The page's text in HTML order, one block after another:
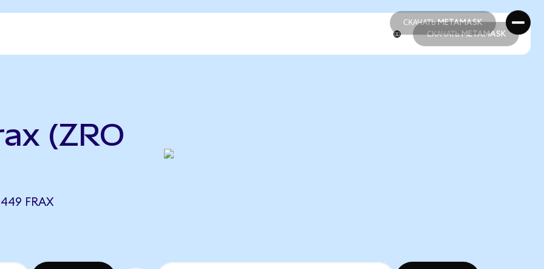
СКАЧАТЬ METAMASK
СКАЧАТЬ METAMASK
СКАЧАТЬ METAMASK
(ZRO
FRAX